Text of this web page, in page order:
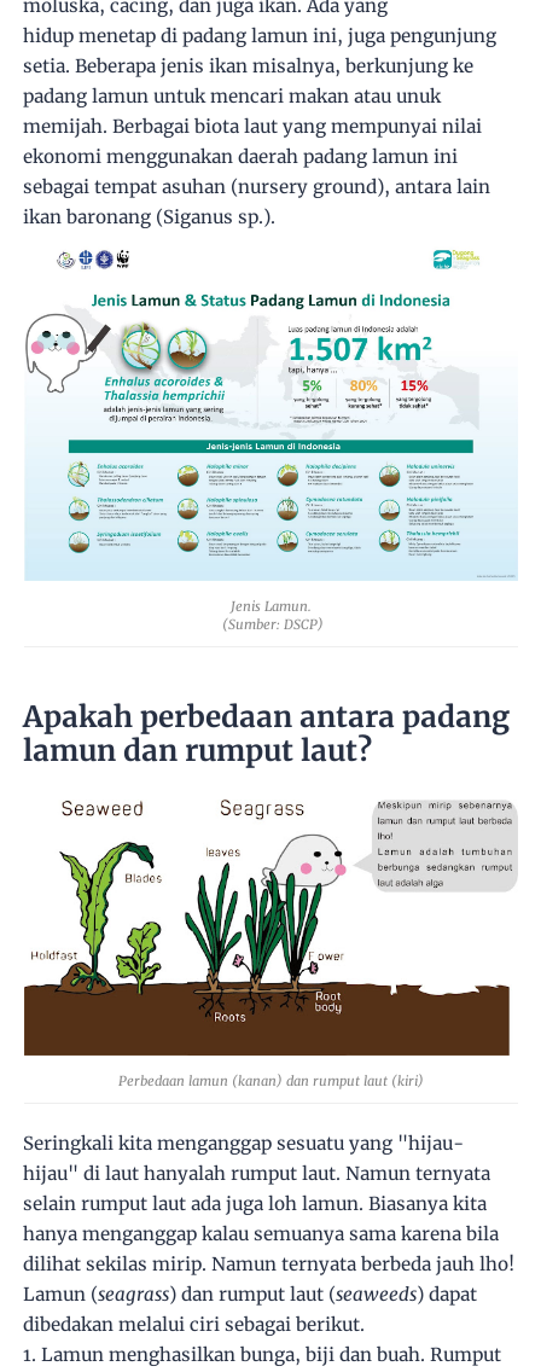
moluska, cacing, dan juga ikan. Ada yang
hidup menetap di padang lamun ini, juga pengunjung
setia. Beberapa jenis ikan misalnya, berkunjung ke
padang lamun untuk mencari makan atau unuk
memijah. Berbagai biota laut yang mempunyai nilai
ekonomi menggunakan daerah padang lamun ini
sebagai tempat asuhan (nursery ground), antara lain
ikan baronang (Siganus sp.).
Jenis Lamun.
(Sumber: DSCP)
Apakah perbedaan antara padang
lamun dan rumput laut?
Perbedaan lamun (kanan) dan rumput laut (kiri)
Seringkali kita menganggap sesuatu yang "hijau-
hijau" di laut hanyalah rumput laut. Namun ternyata
selain rumput laut ada juga loh lamun. Biasanya kita
hanya menganggap kalau semuanya sama karena bila
dilihat sekilas mirip. Namun ternyata berbeda jauh lho!
Lamun (seagrass) dan rumput laut (seaweeds) dapat
dibedakan melalui ciri sebagai berikut.
1. Lamun menghasilkan bunga, biji dan buah. Rumput